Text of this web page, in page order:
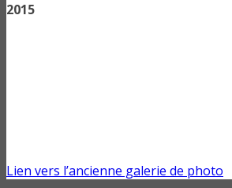
2015
Lien vers l’ancienne galerie de photo